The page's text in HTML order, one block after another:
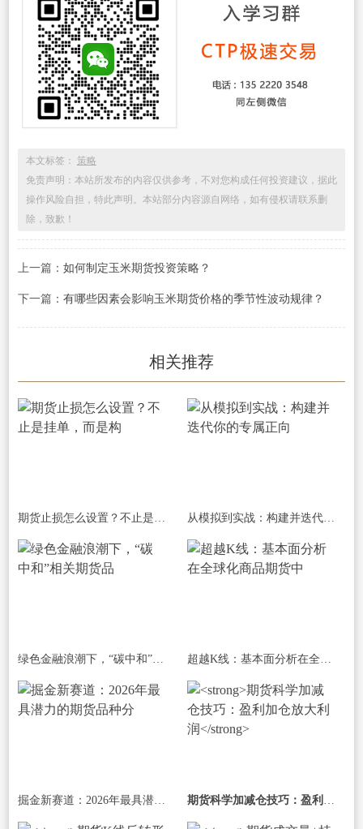
本文标签： 策略
免责声明：本站所发布的内容仅供参考，不对您构成任何投资建议，据此
操作风险自担，特此声明。本站部分内容源自网络，如有侵权请联系删
除，致歉！
上一篇： 如何制定玉米期货投资策略？
下一篇： 有哪些因素会影响玉米期货价格的季节性波动规律？
相关推荐
期货止损怎么设置？不止是挂单，而是构 从模拟到实战：构建并迭代你的专属正向
绿色金融浪潮下，“碳中和”相关期货品 超越K线：基本面分析在全球化商品期货中
掘金新赛道：2026年最具潜力的期货品种分 期货科学加减仓技巧：盈利加仓放大利润